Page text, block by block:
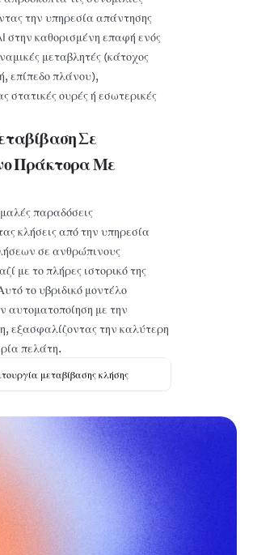
την υπηρεσία απάντησης
στην καθορισμένη επαφή ενός
μεταβλητές (κάτοχος
επίπεδο πλάνου),
στατικές ουρές ή εσωτερικές
Σε
Πράκτορα Με
παραδόσεις
κλήσεις από την υπηρεσία
σε ανθρώπινους
με το πλήρες ιστορικό της
το υβριδικό μοντέλο
αυτοματοποίηση με την
εξασφαλίζοντας την καλύτερη
πελάτη.
μεταβίβασης κλήσης